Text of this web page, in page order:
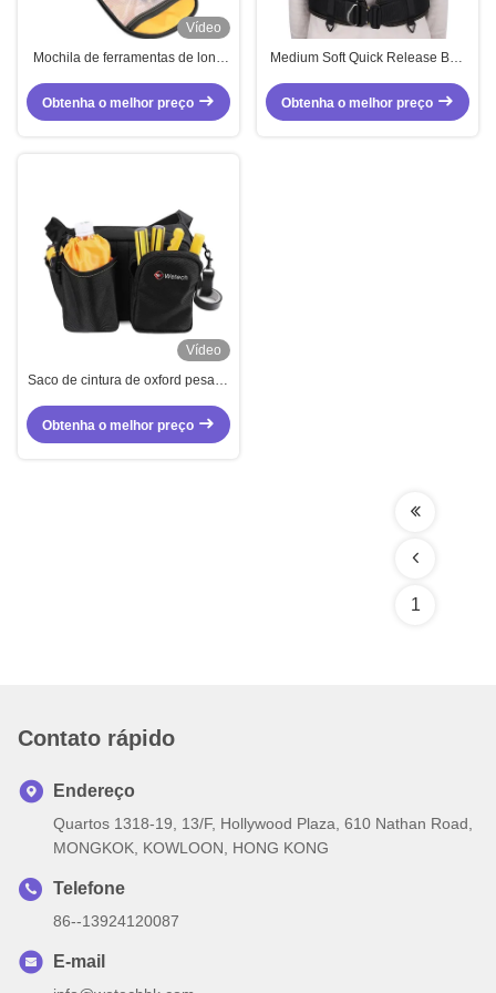
Vídeo
Mochila de ferramentas de lona
para eletricistas
Obtenha o melhor preço
Medium Soft Quick Release Bag
Oxford Preto
Obtenha o melhor preço
Vídeo
Saco de cintura de oxford pesado
média e macia OEM Para
atividades ao ar livre
Obtenha o melhor preço
1
Contato rápido
Endereço
Quartos 1318-19, 13/F, Hollywood Plaza, 610 Nathan Road,
MONGKOK, KOWLOON, HONG KONG
Telefone
86--13924120087
E-mail